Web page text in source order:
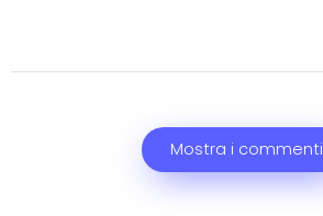
Mostra i commenti